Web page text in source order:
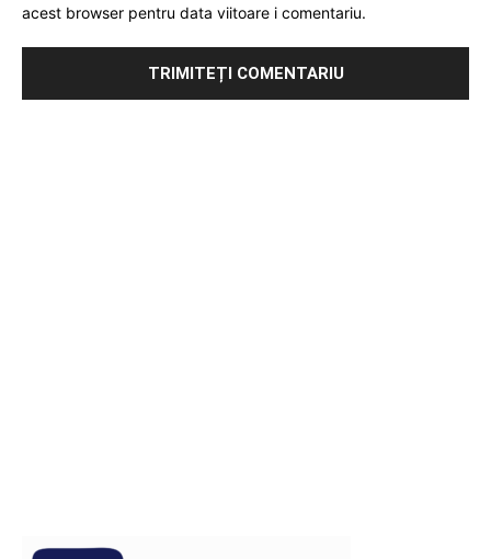
acest browser pentru data viitoare i comentariu.